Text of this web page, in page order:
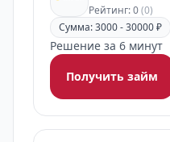
Рейтинг: 0(0)
Сумма: 3000 - 30000 ₽
Решение за 6 минут
Получить займ